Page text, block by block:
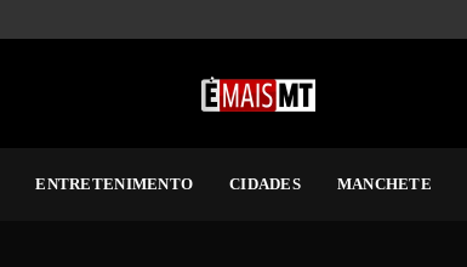
ENTRETENIMENTO CIDADES MANCHETE